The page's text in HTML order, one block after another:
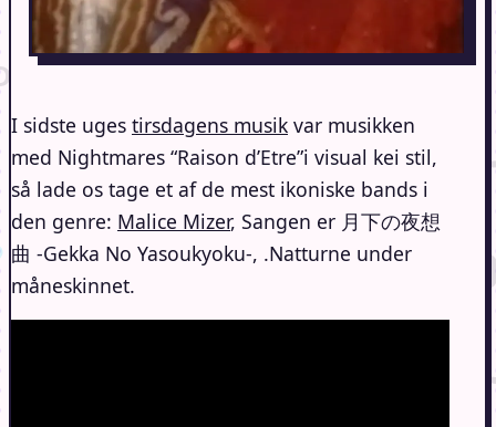
I sidste uges tirsdagens musik var musikken
med Nightmares “Raison d’Etre”i visual kei stil,
så lade os tage et af de mest ikoniske bands i
den genre: Malice Mizer, Sangen er 月下の夜想
曲 -Gekka No Yasoukyoku-, .Natturne under
måneskinnet.